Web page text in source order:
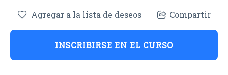
Agregar a la lista de deseos Compartir
INSCRIBIRSE EN EL CURSO